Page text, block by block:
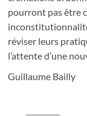
pourront pas être
réviser leurs
l’attente d’une
Guillaume Bailly